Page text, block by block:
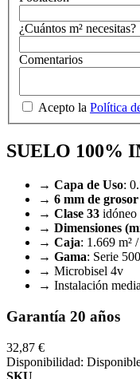
¿Cuántos m² necesitas?
Comentarios
Acepto la Política
SUELO 100%
→ Capa de Uso:
→ 6 mm de
→ Clase 33 idóneo
→ Dimensiones
→ Caja: 1.669 m²
→ Gama: Serie
→ Microbisel 4v
→ Instalación
Garantía 20 años
32,87 €
Disponibilidad:
SKU